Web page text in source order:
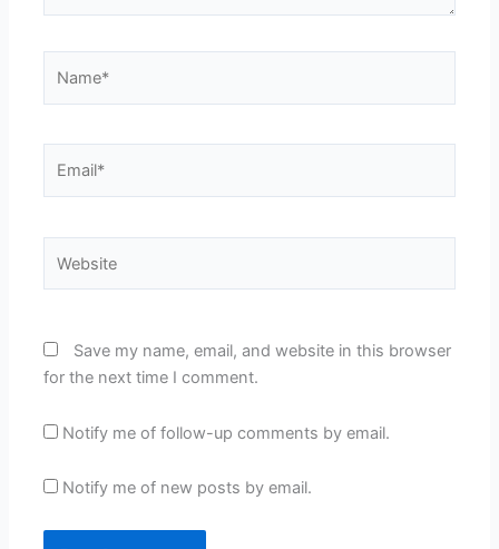
Save my name, email, and website in this browser
for the next time I comment.
Notify me of follow-up comments by email.
Notify me of new posts by email.